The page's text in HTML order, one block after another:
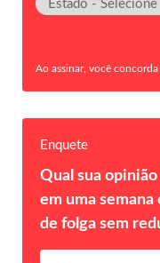
Ao assinar, você
Enquete
Qual sua opinião
em uma
de folga sem